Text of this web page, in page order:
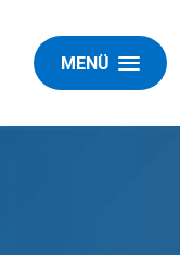
MENÜ